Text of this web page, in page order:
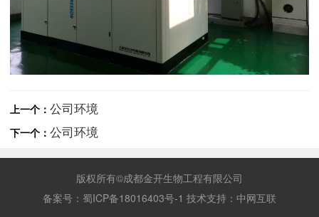
上一个： 公司环境
下一个： 公司环境
版权所有©成都金开生物工程有限公司
备案号： 蜀ICP备18016403号-1 技术支持： 中网互联